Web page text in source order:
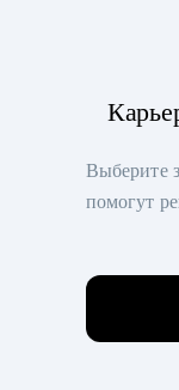
Выберите
помогут